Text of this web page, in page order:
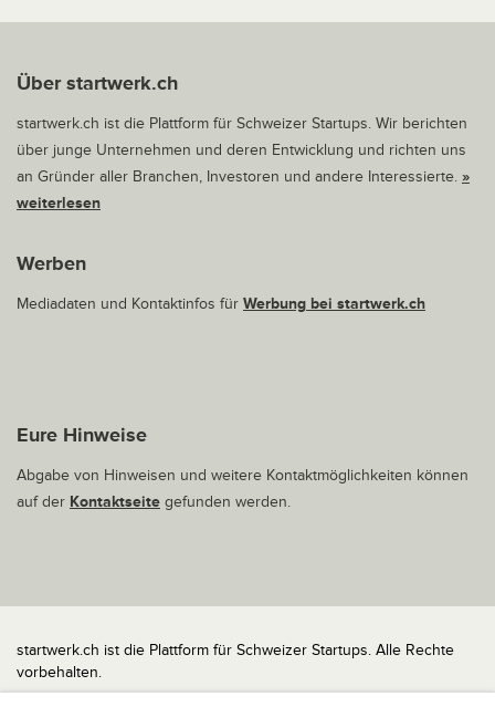
Über startwerk.ch
startwerk.ch ist die Plattform für Schweizer Startups. Wir berichten
über junge Unternehmen und deren Entwicklung und richten uns
an Gründer aller Branchen, Investoren und andere Interessierte. »
weiterlesen
Werben
Mediadaten und Kontaktinfos für Werbung bei startwerk.ch
Eure Hinweise
Abgabe von Hinweisen und weitere Kontaktmöglichkeiten können
auf der Kontaktseite gefunden werden.
startwerk.ch ist die Plattform für Schweizer Startups. Alle Rechte
vorbehalten.